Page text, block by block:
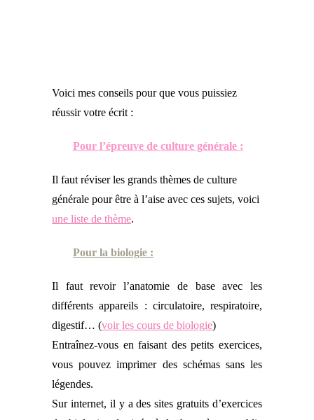
Voici mes conseils pour que vous puissiez
réussir votre écrit :
Pour l’épreuve de culture générale :
Il faut réviser les grands thèmes de culture
générale pour être à l’aise avec ces sujets, voici
une liste de thème.
Pour la biologie :
Il faut revoir l’anatomie de base avec les
différents appareils : circulatoire, respiratoire,
digestif… (voir les cours de biologie)
Entraînez-vous en faisant des petits exercices,
vous pouvez imprimer des schémas sans les
légendes.
Sur internet, il y a des sites gratuits d’exercices